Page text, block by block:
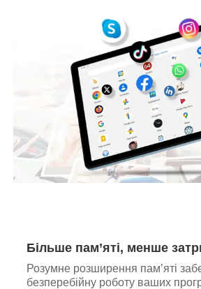
Більше пам’яті, менше
Розумне розширення пам’яті
безперебійну роботу ваших